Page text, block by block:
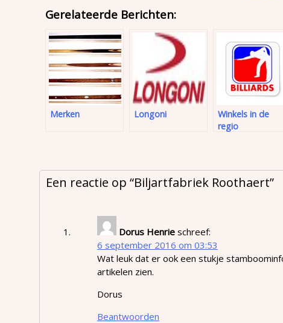
Gerelateerde Berichten:
Merken Longoni
Winkels in de
regio
Een reactie op “Biljartfabriek Roothaert”
Dorus Henrie schreef:
6 september 2016 om 03:53
Wat leuk dat er ook een stukje
artikelen zien.
Dorus
Beantwoorden